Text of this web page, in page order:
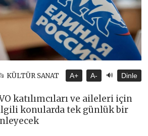
KÜLTÜR SANAT A+ A- 🔊 Dinle
katılımcıları ve aileleri için
konularda tek günlük bir